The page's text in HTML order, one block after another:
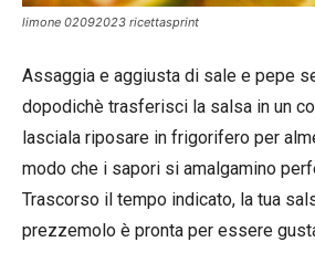
limone 02092023 ricettasprint
Assaggia e aggiusta di sale e pepe
dopodichè trasferisci la salsa in un
lasciala riposare in frigorifero per
modo che i sapori si amalgamino
Trascorso il tempo indicato, la tua
prezzemolo è pronta per essere